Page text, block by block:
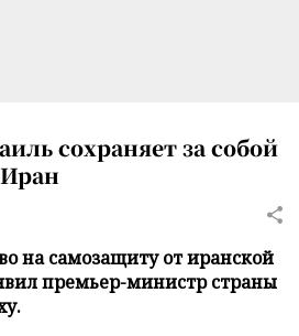
сохраняет за собой
на самозащиту от иранской
премьер-министр страны